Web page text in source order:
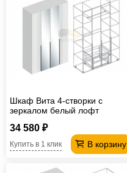
Шкаф Вита 4-створки с
зеркалом белый лофт
34 580 ₽
В корзину
Купить в 1 клик